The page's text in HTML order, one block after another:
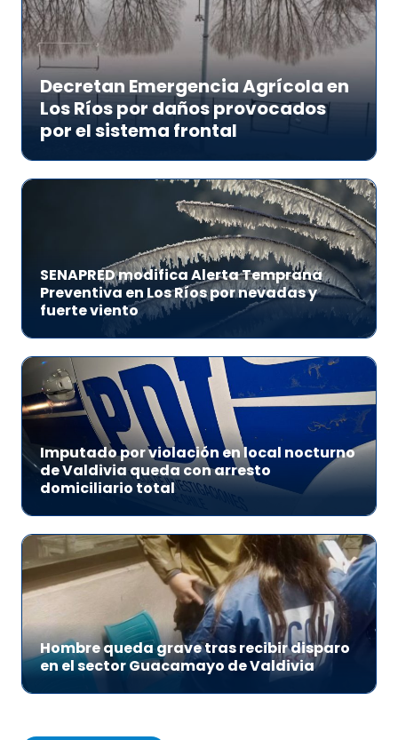
Decretan Emergencia Agrícola en
Los Ríos por daños provocados
por el sistema frontal
SENAPRED modifica Alerta Temprana
Preventiva en Los Ríos por nevadas y
fuerte viento
Imputado por violación en local nocturno
de Valdivia queda con arresto
domiciliario total
Hombre queda grave tras recibir disparo
en el sector Guacamayo de Valdivia